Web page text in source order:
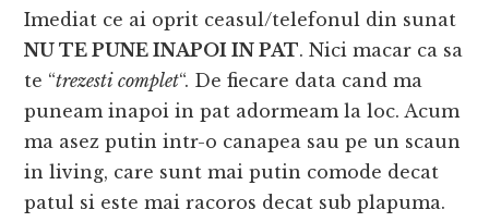
Imediat ce ai oprit ceasul/telefonul din sunat
NU TE PUNE INAPOI IN PAT. Nici macar ca sa
te “trezesti complet“. De fiecare data cand ma
puneam inapoi in pat adormeam la loc. Acum
ma asez putin intr-o canapea sau pe un scaun
in living, care sunt mai putin comode decat
patul si este mai racoros decat sub plapuma.